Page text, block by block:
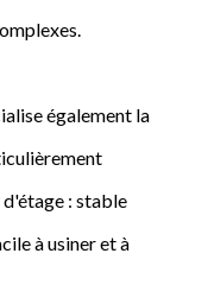
également la
: stable
à usiner et à